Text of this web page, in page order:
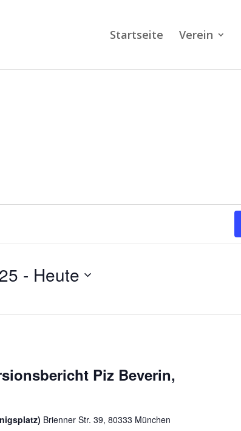
Startseite Verein
- Heute
Piz Beverin,
Brienner Str. 39, 80333 München